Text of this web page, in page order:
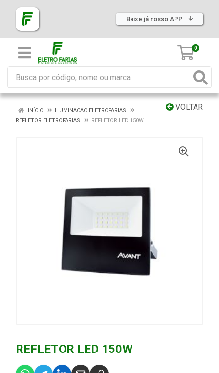
Baixe já nosso APP
0
VOLTAR
INÍCIO
ILUMINACAO ELETROFARIAS
REFLETOR ELETROFARIAS
REFLETOR LED 150W
REFLETOR LED 150W